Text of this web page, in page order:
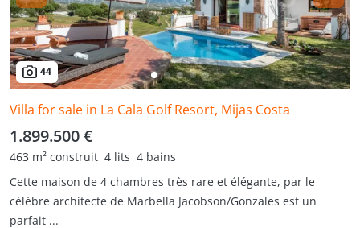
44
Villa for sale in La Cala Golf Resort, Mijas Costa
1.899.500 €
463 m² construit 4 lits 4 bains
Cette maison de 4 chambres très rare et élégante, par le
célèbre architecte de Marbella Jacobson/Gonzales est un
parfait ...